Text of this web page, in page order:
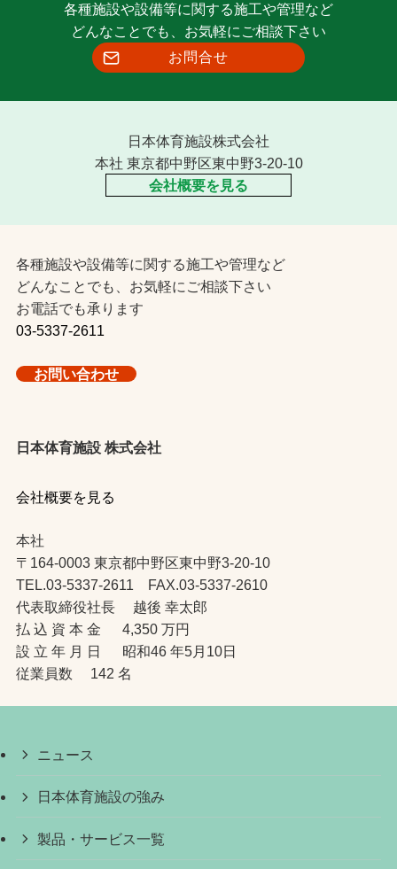
各種施設や設備等に関する施工や管理など
どんなことでも、お気軽にご相談下さい
お問合せ
日本体育施設株式会社
本社 東京都中野区東中野3-20-10
会社概要を見る
各種施設や設備等に関する施工や管理など
どんなことでも、お気軽にご相談下さい
お電話でも承ります
03-5337-2611
お問い合わせ
日本体育施設 株式会社
会社概要を見る
本社
〒164-0003 東京都中野区東中野3-20-10
TEL.03-5337-2611 FAX.03-5337-2610
代表取締役社長 越後 幸太郎
払 込 資 本 金 4,350 万円
設 立 年 月 日 昭和46 年5月10日
従業員数 142 名
ニュース
日本体育施設の強み
製品・サービス一覧